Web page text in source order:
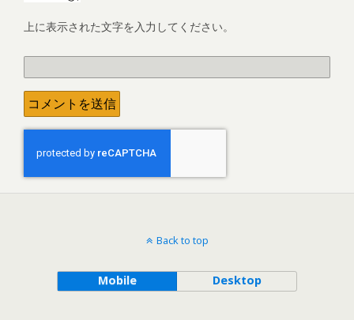
上に表示された文字を入力してください。
Back to top
Mobile Desktop